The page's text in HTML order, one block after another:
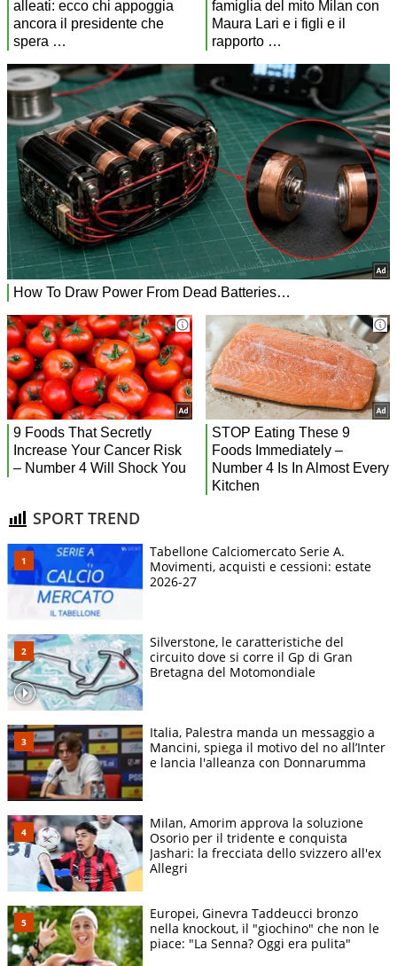
SPORT TREND
Tabellone Calciomercato Serie A.
Movimenti, acquisti e cessioni: estate
2026-27
Silverstone, le caratteristiche del
circuito dove si corre il Gp di Gran
Bretagna del Motomondiale
Italia, Palestra manda un messaggio a
Mancini, spiega il motivo del no all’Inter
e lancia l'alleanza con Donnarumma
Milan, Amorim approva la soluzione
Osorio per il tridente e conquista
Jashari: la frecciata dello svizzero all'ex
Allegri
Europei, Ginevra Taddeucci bronzo
nella knockout, il "giochino" che non le
piace: "La Senna? Oggi era pulita"